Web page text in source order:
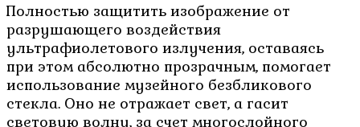
Полностью защитить изображение от
разрушающего воздействия
ультрафиолетового излучения, оставаясь
при этом абсолютно прозрачным, помогает
использование музейного безбликового
стекла. Оно не отражает свет, а гасит
световую волну, за счет многослойного